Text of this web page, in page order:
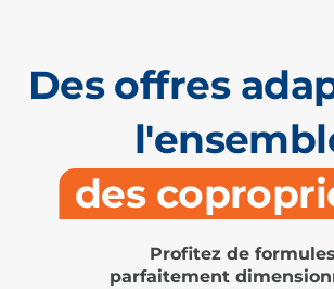
Des offres
des
Profitez de formules
parfaitement